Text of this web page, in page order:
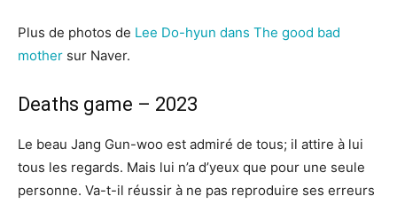
Plus de photos de Lee Do-hyun dans The good bad
mother sur Naver.
Deaths game – 2023
Le beau Jang Gun-woo est admiré de tous; il attire à lui
tous les regards. Mais lui n’a d’yeux que pour une seule
personne. Va-t-il réussir à ne pas reproduire ses erreurs